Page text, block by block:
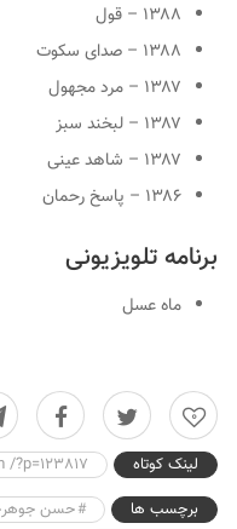
۱۳۸۸ – قول
۱۳۸۸ – صدای سکوت
۱۳۸۷ – مرد مجهول
۱۳۸۷ – لبخند سبز
۱۳۸۷ – شاهد عینی
۱۳۸۶ – پاسخ رحمان
برنامه تلویزیونی
ماه عسل
0
لینک کوتاه
?p=123817
برچسب ها
حسن